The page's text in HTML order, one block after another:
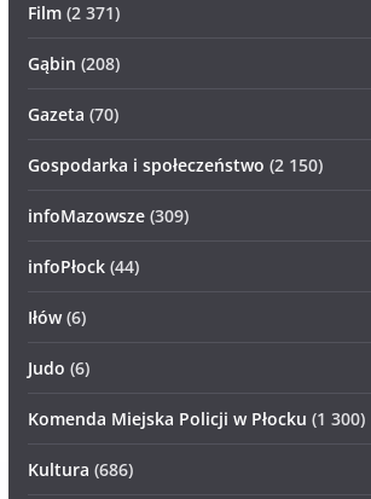
Film(2 371)
Gąbin (208)
Gazeta (70)
Gospodarka i społeczeństwo (2 150)
infoMazowsze(309)
infoPłock(44)
Iłów(6)
Judo (6)
Komenda Miejska Policji w Płocku (1 300)
Kultura (686)